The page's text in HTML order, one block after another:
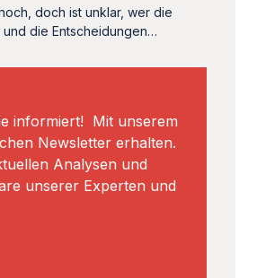
doch ist unklar, wer die
und die Entscheidungen…
informiert! Mit unserem
Newsletter erhalten.
Analysen und
unserer Experten und